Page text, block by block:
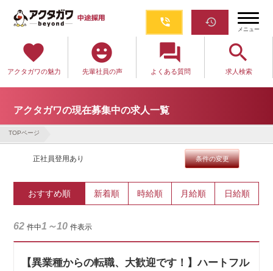
phone_in_talk restore
メニュー
favorite
アクタガワの魅力
emoji_emotions
先輩社員の声
question_answer
よくある質問
search
求人検索
アクタガワの現在募集中の求人一覧
TOPページ
正社員登用あり 条件の変更
おすすめ順 新着順 時給順 月給順 日給順
62 件中1～10 件表示
【異業種からの転職、大歓迎です！】ハートフル